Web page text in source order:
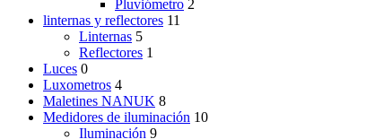
Pluviómetro 2
linternas y reflectores 11
Linternas 5
Reflectores 1
Luces 0
Luxometros 4
Maletines NANUK 8
Medidores de iluminación 10
Iluminación 9